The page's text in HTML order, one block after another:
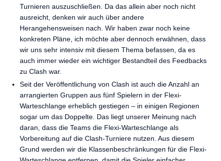
Turnieren auszuschließen. Da das allein aber noch nicht
ausreicht, denken wir auch über andere
Herangehensweisen nach. Wir haben zwar noch keine
konkreten Pläne, ich möchte aber dennoch erwähnen, dass
wir uns sehr intensiv mit diesem Thema befassen, da es
auch immer wieder ein wichtiger Bestandteil des Feedbacks
zu Clash war.
Seit der Veröffentlichung von Clash ist auch die Anzahl an
arrangierten Gruppen aus fünf Spielern in der Flexi-
Warteschlange erheblich gestiegen – in einigen Regionen
sogar um das Doppelte. Das liegt unserer Meinung nach
daran, dass die Teams die Flexi-Warteschlange als
Vorbereitung auf die Clash-Turniere nutzen. Aus diesem
Grund werden wir die Klassenbeschränkungen für die Flexi-